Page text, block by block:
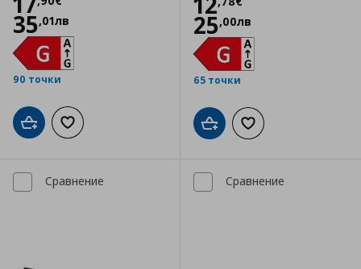
35,01лв
90 точки
Добави в кошницата
Добави към списъка с любими
25,00лв
65 точки
Добави в кошницата
Добави към
Сравнение Сравнение